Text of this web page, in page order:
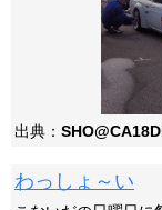
出典：
わっしょ～い